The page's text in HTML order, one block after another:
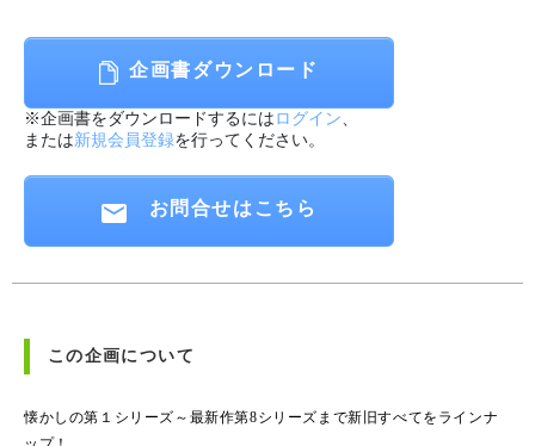
企画書ダウンロード
※企画書をダウンロードするには ログイン
または新規会員登録を行ってください。
お問合せはこちら
この企画について
懐かしの第１シリーズ～最新作第8シリーズまで新旧すべてをラインナ